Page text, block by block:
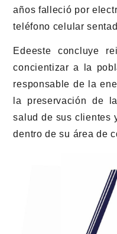
años falleció por
teléfono celular
Edeeste concluye
concientizar a la
responsable de la
la preservación de
salud de sus clientes
dentro de su área de